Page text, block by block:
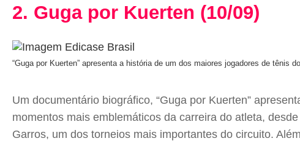
2. Guga por Kuerten (10/09)
“Guga por Kuerten” apresenta a história de um dos maiores jogadores de tênis
Um documentário biográfico, “Guga por Kuerten”
momentos mais emblemáticos da carreira do atleta,
Garros, um dos torneios mais importantes do circuito.